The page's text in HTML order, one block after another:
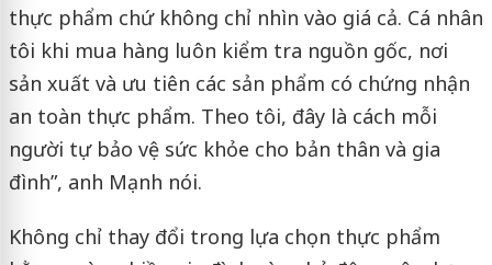
thực phẩm chứ không chỉ nhìn vào giá cả. Cá nhân
tôi khi mua hàng luôn kiểm tra nguồn gốc, nơi
sản xuất và ưu tiên các sản phẩm có chứng nhận
an toàn thực phẩm. Theo tôi, đây là cách mỗi
người tự bảo vệ sức khỏe cho bản thân và gia
đình”, anh Mạnh nói.
Không chỉ thay đổi trong lựa chọn thực phẩm